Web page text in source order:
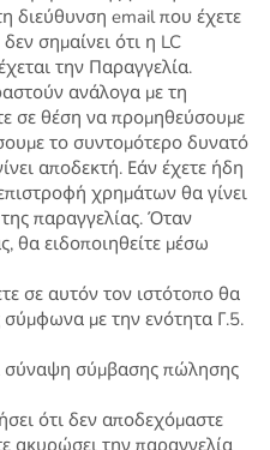
διεύθυνση email που έχετε
σημαίνει ότι η LC
την Παραγγελία.
ανάλογα με τη
σε θέση να προμηθεύσουμε
το συντομότερο δυνατό
αποδεκτή. Εάν έχετε ήδη
χρημάτων θα γίνει
παραγγελίας. Όταν
θα ειδοποιηθείτε μέσω
σε αυτόν τον ιστότοπο θα
με την ενότητα Γ.5.
σύναψη σύμβασης πώλησης
ότι δεν αποδεχόμαστε
ακυρώσει την παραγγελία